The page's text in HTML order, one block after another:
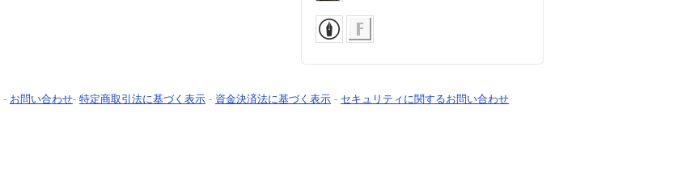
- お問い合わせ- 特定商取引法に基づく表示 - 資金決済法に基づく表示 - セキュリティに関するお問い合わせ